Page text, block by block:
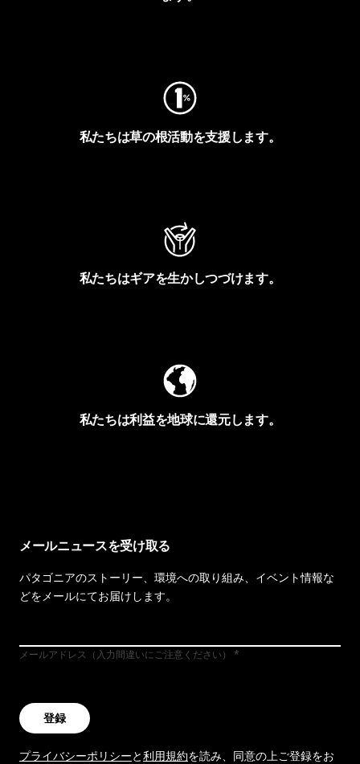
私たちは草の根活動を支援します。
私たちはギアを生かしつづけます。
私たちは利益を地球に還元します。
メールニュースを受け取る
パタゴニアのストーリー、環境への取り組み、イベント情報な
どをメールにてお届けします。
メールアドレス（入力間違いにご注意ください）
登録
プライバシーポリシーと利用規約を読み、同意の上ご登録をお